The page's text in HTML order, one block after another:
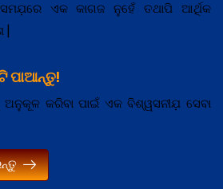
ଏକ କାଗଜ ନୁହେଁ ତଥାପି ଆର୍ଥିକ
ପାଆନ୍ତୁ!
କରିବା ପାଇଁ ଏକ ବିଶ୍ୱସନୀଯ଼ ସେବା